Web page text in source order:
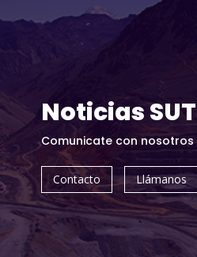
Noticias SUT
Comunicate con nosotros
Contacto Llámanos